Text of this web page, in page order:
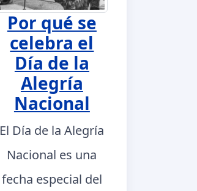
Por qué se
celebra el
Día de la
Alegría
Nacional
El Día de la Alegría
Nacional es una
fecha especial del